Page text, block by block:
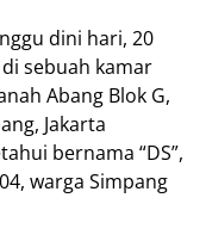
dini hari, 20
sebuah kamar
Abang Blok G,
Jakarta
bernama “DS”,
warga Simpang